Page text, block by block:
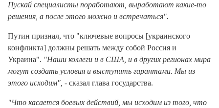
Пускай специалисты поработают, выработают какие-то
решения, а после этого можно и встречаться".
Путин признал, что "ключевые вопросы [украинского
конфликта] должны решать между собой Россия и
Украина". "Наши коллеги и в США, и в других регионах мира
могут создать условия и выступить гарантами. Мы из
этого исходим", - сказал глава государства.
"Что касается боевых действий, мы исходим из того, что